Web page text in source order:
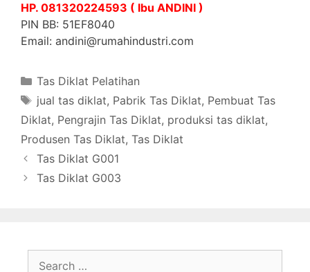
HP. 081320224593 ( Ibu ANDINI )
PIN BB: 51EF8040
Email: andini@rumahindustri.com
Categories
Tas Diklat Pelatihan
Tags
jual tas diklat, Pabrik Tas Diklat, Pembuat Tas
Diklat, Pengrajin Tas Diklat, produksi tas diklat,
Produsen Tas Diklat, Tas Diklat
Tas Diklat G001
Tas Diklat G003